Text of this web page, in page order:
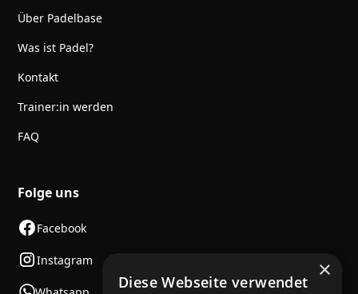
Über Padelbase
Was ist Padel?
Kontakt
Trainer:in werden
FAQ
Folge uns
Facebook
Instagram ×
Diese Webseite verwendet